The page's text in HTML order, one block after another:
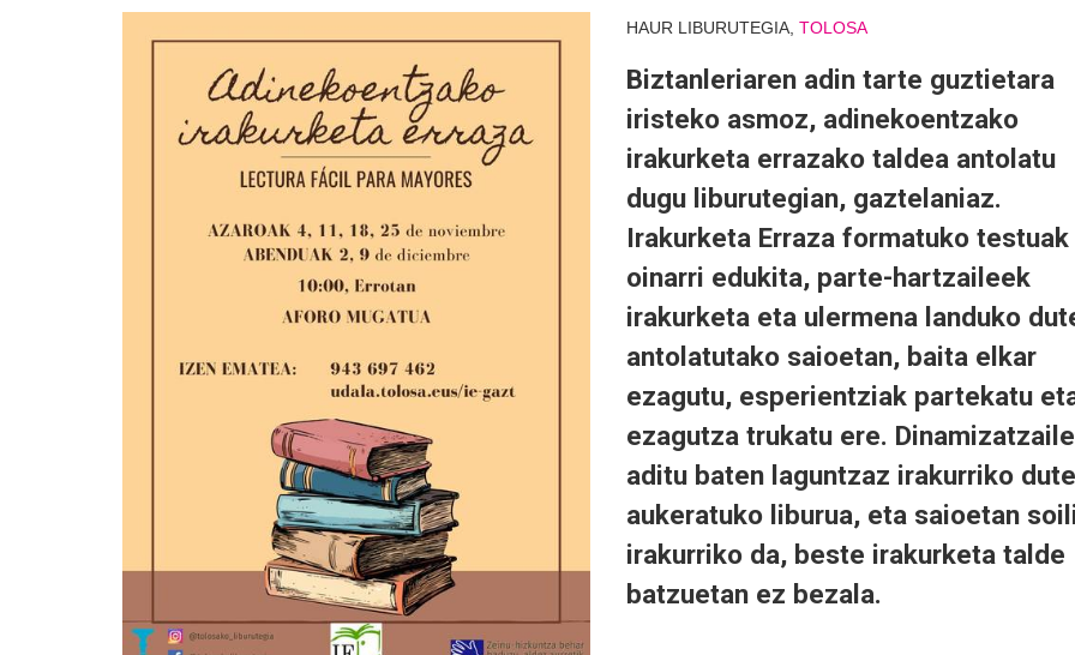
HAUR LIBURUTEGIA, TOLOSA
Biztanleriaren adin tarte guztietara
iristeko asmoz, adinekoentzako
irakurketa errazako taldea antolatu
dugu liburutegian, gaztelaniaz.
Irakurketa Erraza formatuko testuak
oinarri edukita, parte-hartzaileek
irakurketa eta ulermena landuko
antolatutako saioetan, baita elkar
ezagutu, esperientziak partekatu
ezagutza trukatu ere. Dinamizatzaile
aditu baten laguntzaz irakurriko dute
aukeratuko liburua, eta saioetan
irakurriko da, beste irakurketa talde
batzuetan ez bezala.